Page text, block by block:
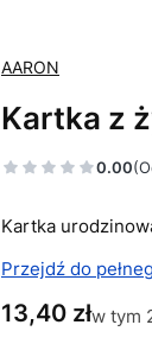
AARON
Kartka z
0.00
Kartka
Przejdź do
Cena
13,40 złw tym
w tym